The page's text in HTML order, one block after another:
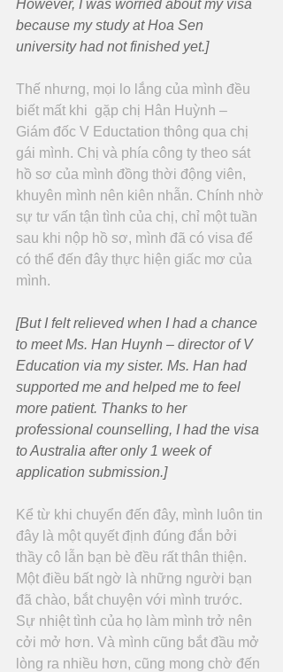
However, I was worried about my visa
because my study at Hoa Sen
university had not finished yet.]
Thế nhưng, mọi lo lắng của mình đều
biết mất khi  gặp chị Hân Huỳnh –
Giám đốc V Eductation thông qua chị
gái mình. Chị và phía công ty theo sát
hồ sơ của mình đồng thời động viên,
khuyên mình nên kiên nhẫn. Chính nhờ
sự tư vấn tận tình của chị, chỉ một tuần
sau khi nộp hồ sơ, mình đã có visa để
có thể đến đây thực hiện giấc mơ của
mình.
[But I felt relieved when I had a chance
to meet Ms. Han Huynh – director of V
Education via my sister. Ms. Han had
supported me and helped me to feel
more patient. Thanks to her
professional counselling, I had the visa
to Australia after only 1 week of
application submission.]
Kể từ khi chuyển đến đây, mình luôn tin
đây là một quyết định đúng đắn bởi
thầy cô lẫn bạn bè đều rất thân thiện.
Một điều bất ngờ là những người bạn
đã chào, bắt chuyện với mình trước.
Sự nhiệt tình của họ làm mình trở nên
cởi mở hơn. Và mình cũng bắt đầu mở
lòng ra nhiều hơn, cũng mong chờ đến